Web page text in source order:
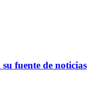
su fuente de noticias